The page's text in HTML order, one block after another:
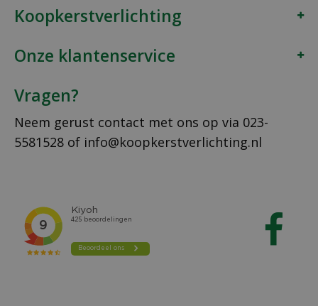
Koopkerstverlichting
Onze klantenservice
Vragen?
Neem gerust contact met ons op via 023-
5581528 of info@koopkerstverlichting.nl